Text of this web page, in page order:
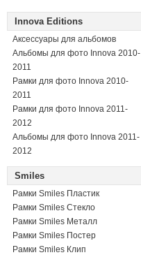
Innova Editions
Аксессуары для альбомов
Альбомы для фото Innova 2010-
2011
Рамки для фото Innova 2010-
2011
Рамки для фото Innova 2011-
2012
Альбомы для фото Innova 2011-
2012
Smiles
Рамки Smiles Пластик
Рамки Smiles Стекло
Рамки Smiles Металл
Рамки Smiles Постер
Рамки Smiles Клип